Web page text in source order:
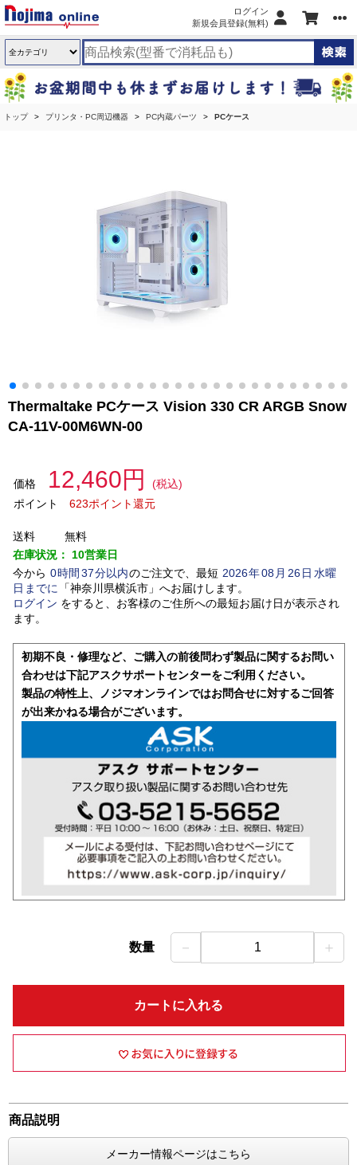
ログイン
新規会員登録(無料)
トップ プリンタ・PC周辺機器 PC内蔵パーツ PCケース
Thermaltake PCケース Vision 330 CR ARGB Snow
CA-11V-00M6WN-00
価格 12,460円
(税込)
ポイント
623ポイント還元
送料
無料
在庫状況： 10営業日
今から 0時間 37分以内のご注文で、最短 2026年08 月 26日水曜
日 までに 「神奈川県横浜市」 へお届けします。
ログイン をすると、お客様のご住所への最短お届け日が表示され
ます。
初期不良・修理など、ご購入の前後問わず製品に関するお問い
合わせは下記アスクサポートセンターをご利用ください。
製品の特性上、ノジマオンラインではお問合せに対するご回答
が出来かねる場合がございます。
数量 － 1 ＋
カートに入れる
商品説明
メーカー情報ページはこちら